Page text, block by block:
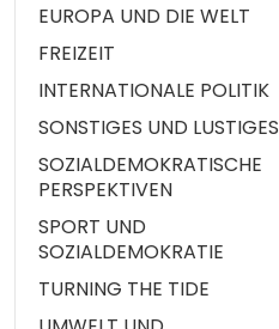
EUROPA UND DIE WELT
FREIZEIT
INTERNATIONALE POLITIK
SONSTIGES UND LUSTIGES
SOZIALDEMOKRATISCHE
PERSPEKTIVEN
SPORT UND
SOZIALDEMOKRATIE
TURNING THE TIDE